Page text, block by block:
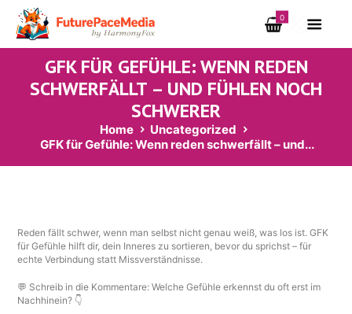
0
GFK FÜR GEFÜHLE: WENN REDEN
SCHWERFÄLLT – UND FÜHLEN NOCH
SCHWERER
Home
Uncategorized
GFK für Gefühle: Wenn reden schwerfällt – und...
Reden fällt schwer, wenn man selbst nicht genau weiß, was los ist. GFK
für Gefühle hilft dir, dein Inneres zu sortieren, bevor du sprichst – für
echte Verbindung statt Missverständnisse.
💬 Schreib in die Kommentare: Welche Gefühle erkennst du oft erst im
Nachhinein? 👇